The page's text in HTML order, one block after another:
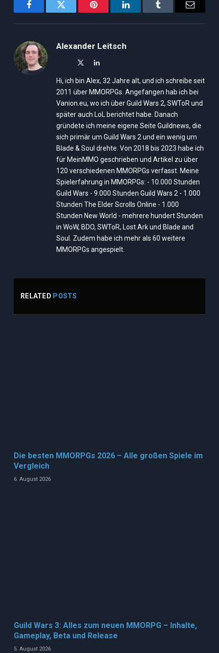
FacebookTwitter PinterestLinkedInTumblr Email
Alexander Leitsch
LinkedIn
Hi, ich bin Alex, 32 Jahre alt, und ich schreibe seit
2011 über MMORPGs. Angefangen hab ich bei
Vanion.eu, wo ich über Guild Wars 2, SWToR und
später auch LoL berichtet habe. Danach
gründete ich meine eigene Seite Guildnews, die
sich primär um Guild Wars 2 und ein wenig um
Blade & Soul drehte. Von 2018 bis 2023 habe ich
für MeinMMO geschrieben und Artikel zu über
120 verschiedenen MMORPGs verfasst. Meine
Spielerfahrung in MMORPGs: - 10.000 Stunden
Guild Wars - 9.000 Stunden Guild Wars 2 - 1.000
Stunden The Elder Scrolls Online - 1.000
Stunden New World - mehrere hundert Stunden
in WoW, BDO, SWToR, Lost Ark und Blade and
Soul. Zudem habe ich mehr als 60 weitere
MMORPGs angespielt.
RELATED POSTS
Die besten MMORPGs 2026 – Alle großen Spiele im
Vergleich
6. August 2026
Guild Wars 3: Alles zum neuen MMORPG – Inhalte,
Gameplay, Beta und Release
5. August 2026